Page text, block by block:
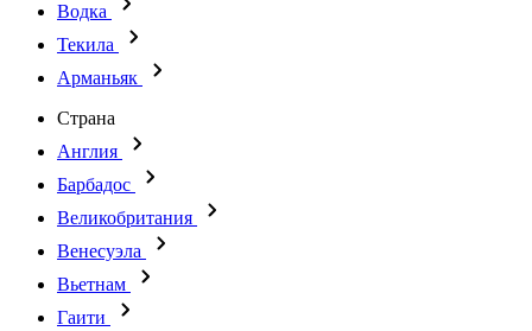
Водка
Текила
Арманьяк
Страна
Англия
Барбадос
Великобритания
Венесуэла
Вьетнам
Гаити